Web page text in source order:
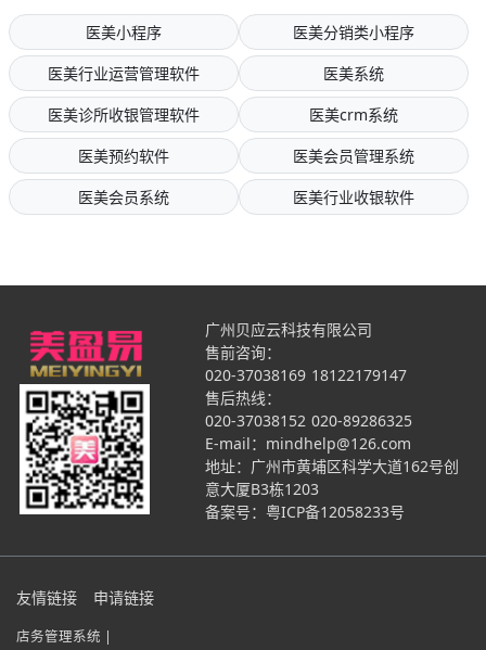
医美小程序
医美分销类小程序
医美行业运营管理软件
医美系统
医美诊所收银管理软件
医美crm系统
医美预约软件
医美会员管理系统
医美会员系统
医美行业收银软件
广州贝应云科技有限公司
售前咨询：
020-37038169 18122179147
售后热线：
020-37038152 020-89286325
E-mail：mindhelp@126.com
地址：广州市黄埔区科学大道162号创
意大厦B3栋1203
备案号： 粤ICP备12058233号
友情链接 申请链接
店务管理系统 |